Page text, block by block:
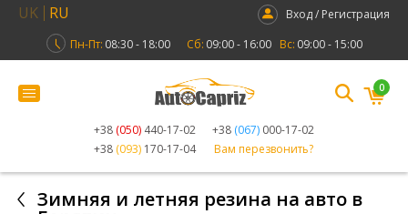
UK RU
Вход / Регистрация
Пн-Пт: 08:30 - 18:00 Сб: 09:00 - 16:00 Вс: 09:00 - 15:00
+38 (050) 440-17-02 +38 (067) 000-17-02
+38 (093) 170-17-04 Вам перезвонить?
0
Зимняя и летняя резина на авто в